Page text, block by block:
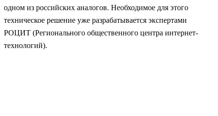
одном из российских аналогов. Необходимое для этого
техническое решение уже разрабатывается экспертами
РОЦИТ (Регионального общественного центра интернет-
технологий).